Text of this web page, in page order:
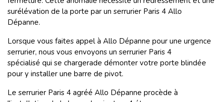
surélévation de la porte par un serrurier Paris 4 Allo
Dépanne.
Lorsque vous faites appel à Allo Dépanne pour une urgence
serrurier, nous vous envoyons un serrurier Paris 4
spécialisé qui se chargerade démonter votre porte blindée
pour y installer une barre de pivot.
Le serrurier Paris 4 agréé Allo Dépanne procède à